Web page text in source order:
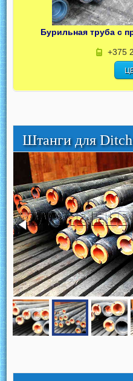
Бурильная труба с
+375
Штанги для